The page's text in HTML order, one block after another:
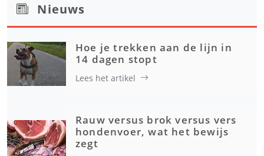
Nieuws
Hoe je trekken aan de lijn in
14 dagen stopt
Lees het artikel
Rauw versus brok versus vers
hondenvoer, wat het bewijs
zegt